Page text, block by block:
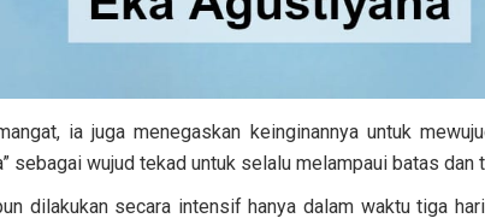
ia juga menegaskan keinginannya untuk
sebagai wujud tekad untuk selalu melampaui batas
dilakukan secara intensif hanya dalam waktu tiga